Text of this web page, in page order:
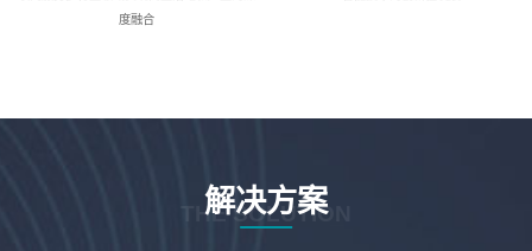
度融合
解决方案
THE SOLUTION